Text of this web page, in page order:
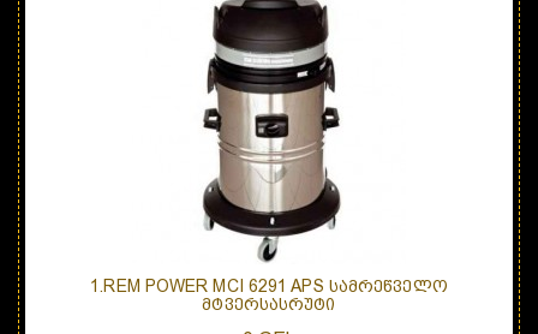
1.REM POWER MCI 6291 APS ᲡᲐᲛᲠᲔᲬᲕᲔᲚᲝ
ᲛᲢᲕᲔᲠᲡᲐᲡᲠᲣᲢᲘ